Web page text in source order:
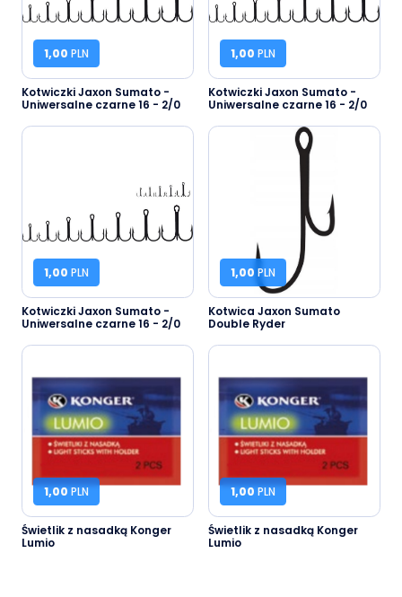
1,00 PLN
Kotwiczki Jaxon Sumato -
Uniwersalne czarne 16 - 2/0
1,00 PLN
Kotwiczki Jaxon Sumato -
Uniwersalne czarne 16 - 2/0
1,00 PLN
Kotwiczki Jaxon Sumato -
Uniwersalne czarne 16 - 2/0
1,00 PLN
Kotwica Jaxon Sumato
Double Ryder
1,00 PLN
Świetlik z nasadką Konger
Lumio
1,00 PLN
Świetlik z nasadką Konger
Lumio